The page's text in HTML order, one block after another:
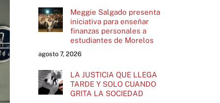
Meggie Salgado presenta
iniciativa para enseñar
finanzas personales a
estudiantes de Morelos
agosto 7, 2026
LA JUSTICIA QUE LLEGA
TARDE Y SOLO CUANDO
GRITA LA SOCIEDAD